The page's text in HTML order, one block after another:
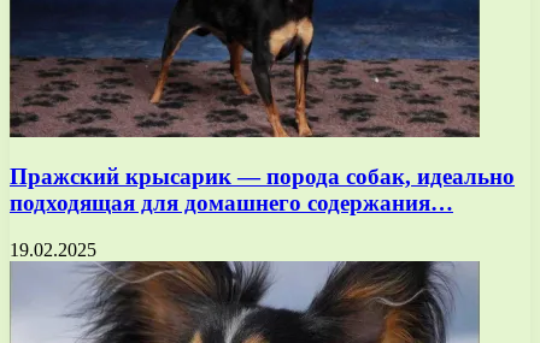
Пражский крысарик — порода собак, идеально
подходящая для домашнего содержания…
19.02.2025